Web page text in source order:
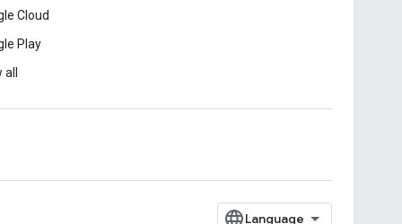
Cloud
Play